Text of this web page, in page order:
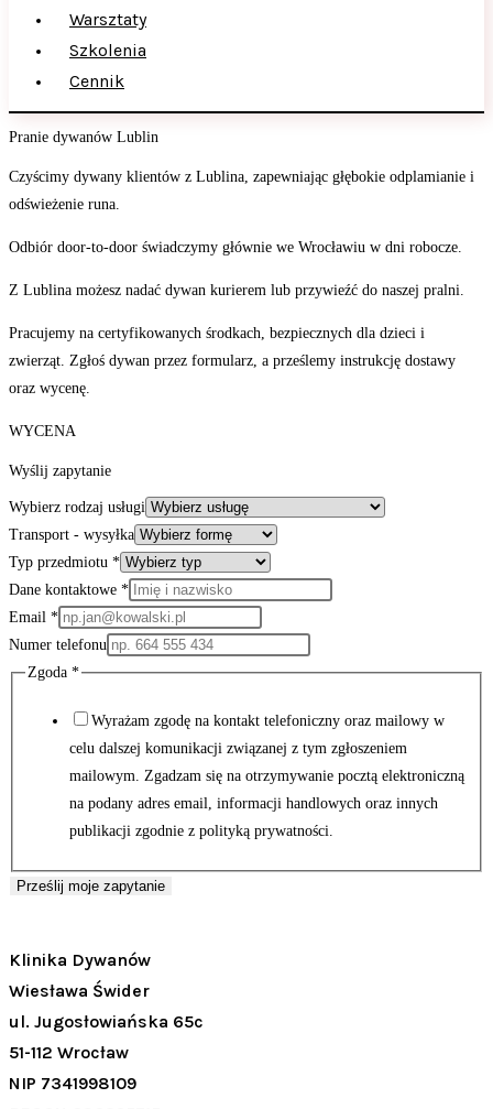
Warsztaty
Szkolenia
Cennik
Pranie dywanów Lublin
Czyścimy dywany klientów z Lublina, zapewniając głębokie odplamianie i
odświeżenie runa.
Odbiór door‑to‑door świadczymy głównie we Wrocławiu w dni robocze.
Z Lublina możesz nadać dywan kurierem lub przywieźć do naszej pralni.
Pracujemy na certyfikowanych środkach, bezpiecznych dla dzieci i
zwierząt. Zgłoś dywan przez formularz, a prześlemy instrukcję dostawy
oraz wycenę.
WYCENA
Wyślij zapytanie
Wybierz rodzaj usługi
Transport - wysyłka
Typ przedmiotu *
Dane kontaktowe *
Email *
Numer telefonu
usługi
Transport
Zgoda *
Wyrażam zgodę na kontakt telefoniczny oraz mailowy w
celu dalszej komunikacji związanej z tym zgłoszeniem
mailowym. Zgadzam się na otrzymywanie pocztą elektroniczną
na podany adres email, informacji handlowych oraz innych
publikacji zgodnie z polityką prywatności.
Prześlij moje zapytanie
Klinika Dywanów
Wiesława Świder
ul. Jugosłowiańska 65c
51-112 Wrocław
NIP 7341998109